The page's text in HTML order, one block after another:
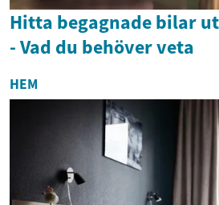
Hitta begagnade bilar
- Vad du behöver veta
HEM